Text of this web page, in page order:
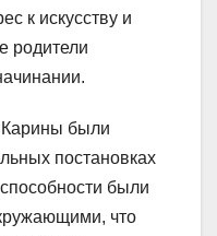
к искусству и
родители
были
постановках
были
что